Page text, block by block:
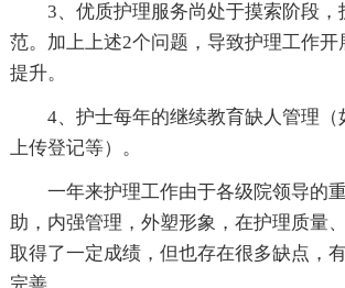
3、优质护理服务尚处于摸索阶段，
范。加上上述2个问题，导致护理工作开
提升。
4、护士每年的继续教育缺人管理（
上传登记等）。
一年来护理工作由于各级院领导的
助，内强管理，外塑形象，在护理质量
取得了一定成绩，但也存在很多缺点，